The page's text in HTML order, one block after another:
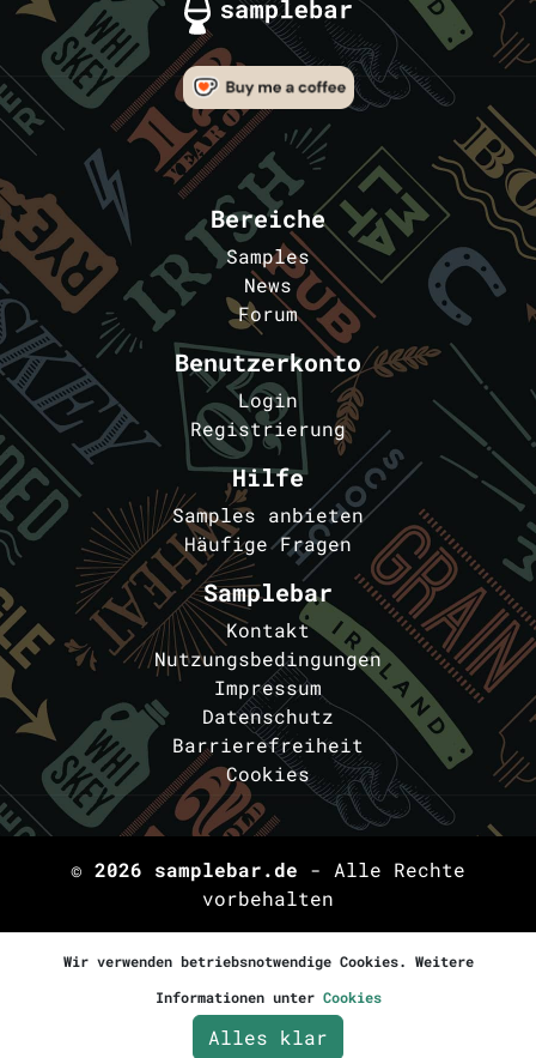
Bereiche
Samples
News
Forum
Benutzerkonto
Login
Registrierung
Hilfe
Samples anbieten
Häufige Fragen
Samplebar
Kontakt
Nutzungsbedingungen
Impressum
Datenschutz
Barrierefreiheit
Cookies
© 2026 samplebar.de - Alle Rechte
vorbehalten
Wir verwenden betriebsnotwendige Cookies. Weitere
Informationen unter Cookies
Alles klar